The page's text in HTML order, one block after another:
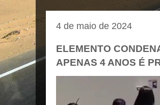
4 de maio de 2024
ELEMENTO
APENAS 4 ANOS É